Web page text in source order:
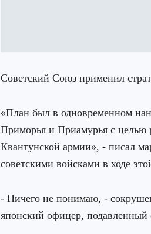
Советский Союз применил
«План был в одновременном
Приморья и Приамурья с целью
Квантунской армии», - писал
советскими войсками в ходе
- Ничего не понимаю, -
японский офицер,